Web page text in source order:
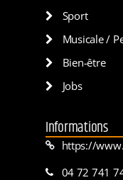
Sport
Musicale /
Bien-être
Jobs
Informations
https://
04 72 741